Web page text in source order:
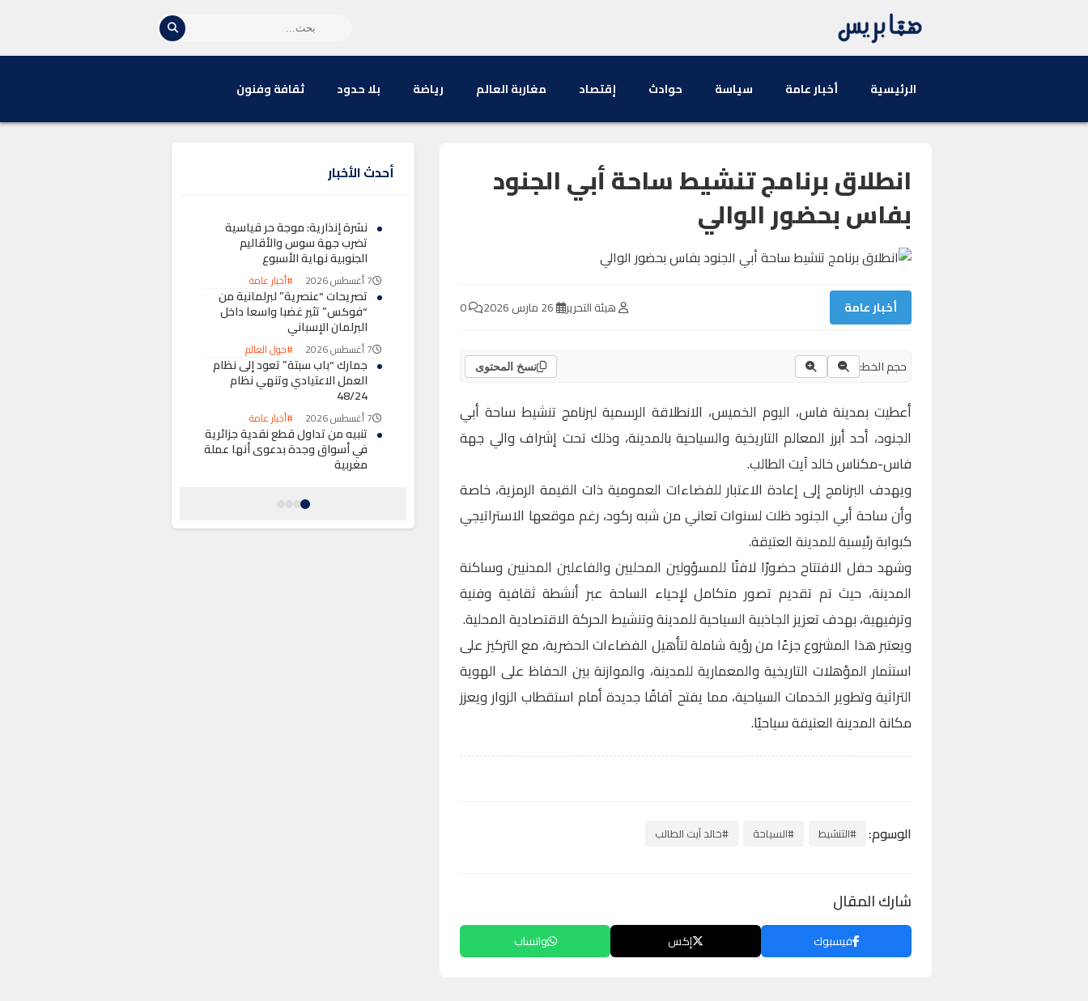
الرئيسية أخبار عامة سياسة حوادث إقتصاد مغاربة العالم رياضة بلا حدود ثقافة وفنون
انطلاق برنامج تنشيط ساحة أبي الجنود
بفاس بحضور الوالي
أخبار عامة هيئة التحرير
حجم الخط: نسخ المحتوى
أعطيت بمدينة فاس، اليوم الخميس، الانطلاقة الرسمية لبرنامج تنشيط ساحة أبي
الجنود، أحد أبرز المعالم التاريخية والسياحية بالمدينة، وذلك تحت إشراف والي جهة
فاس-مكناس خالد آيت الطالب.
ويهدف البرنامج إلى إعادة الاعتبار للفضاءات العمومية ذات القيمة الرمزية، خاصة
وأن ساحة أبي الجنود ظلت لسنوات تعاني من شبه ركود، رغم موقعها الاستراتيجي
كبوابة رئيسية للمدينة العتيقة.
وشهد حفل الافتتاح حضورًا لافتًا للمسؤولين المحليين والفاعلين المدنيين وساكنة
المدينة، حيث تم تقديم تصور متكامل لإحياء الساحة عبر أنشطة ثقافية وفنية
وترفيهية، بهدف تعزيز الجاذبية السياحية للمدينة وتنشيط الحركة الاقتصادية المحلية.
ويعتبر هذا المشروع جزءًا من رؤية شاملة لتأهيل الفضاءات الحضرية، مع التركيز على
استثمار المؤهلات التاريخية والمعمارية للمدينة، والموازنة بين الحفاظ على الهوية
التراثية وتطوير الخدمات السياحية، مما يفتح آفاقًا جديدة أمام استقطاب الزوار ويعزز
مكانة المدينة العتيقة سياحيًا.
الوسوم: #التنشيط #السياحة #خالد آيت الطالب
شارك المقال
فيسبوك إكس واتساب
أحدث الأخبار
نشرة إنذارية: موجة حر قياسية
تضرب جهة سوس والأقاليم
الجنوبية نهاية الأسبوع
7 أغسطس 2026 #أخبار عامة
تصريحات “عنصرية” لبرلمانية من
“فوكس” تثير غضبا واسعا داخل
البرلمان الإسباني
7 أغسطس 2026 #حول العالم
جمارك “باب سبتة” تعود إلى نظام
العمل الاعتيادي وتنهي نظام
48/24
7 أغسطس 2026 #أخبار عامة
تنبيه من تداول قطع نقدية جزائرية
في أسواق وجدة بدعوى أنها عملة
مغربية
عودة احتلال الملك العام بـ”بني
أسبوع من حملة التحرير